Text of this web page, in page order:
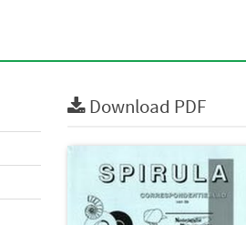
Download PDF